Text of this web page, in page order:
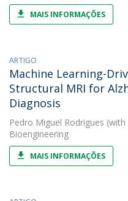
MAIS INFORMAÇÕES
ARTIGO
Machine Learning-
Structural MRI for
Diagnosis
Pedro Miguel Rodrigues (with
Bioengineering
MAIS INFORMAÇÕES